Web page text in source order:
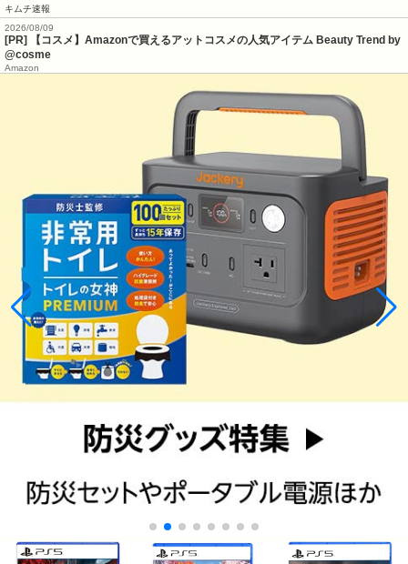
キムチ速報
2026/08/09
[PR] 【コスメ】Amazonで買えるアットコスメの人気アイテム Beauty Trend by
@cosme
Amazon